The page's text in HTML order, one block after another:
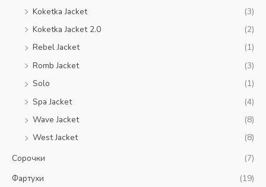
Koketka Jacket
(3)
Koketka Jacket 2.0
(2)
Rebel Jacket
(1)
Romb Jacket
(3)
Solo
(1)
Spa Jacket
(4)
Wave Jacket
(8)
West Jacket
(8)
Сорочки
(7)
Фартухи
(19)